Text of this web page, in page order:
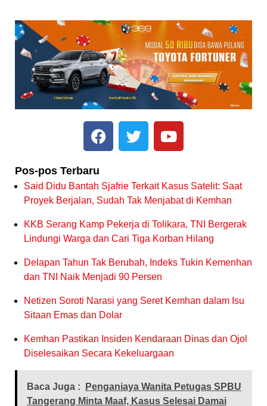
Pos-pos Terbaru
Said Didu Bantah Sjafrie Terkait Kasus Satelit: Saat
Proyek Berjalan, Sudah Tak Menjabat di Kemhan
KKB Serang Kamp Pekerja di Tolikara, TNI Bergerak
Lindungi Warga dan Cari Tiga Korban Hilang
Delapan Tahun Tak Berubah, Indeks Tukin Kemenhan
dan TNI Naik Menjadi 90 Persen
Netizen Soroti Narasi yang Seret Kemhan dalam Isu
Sitaan Emas dan Dolar
Kemhan Pastikan Insiden Kendaraan Dinas dan Ojol
Diselesaikan Secara Kekeluargaan
Baca Juga :
Penganiaya Wanita Petugas SPBU
Tangerang Minta Maaf, Kasus Selesai Damai